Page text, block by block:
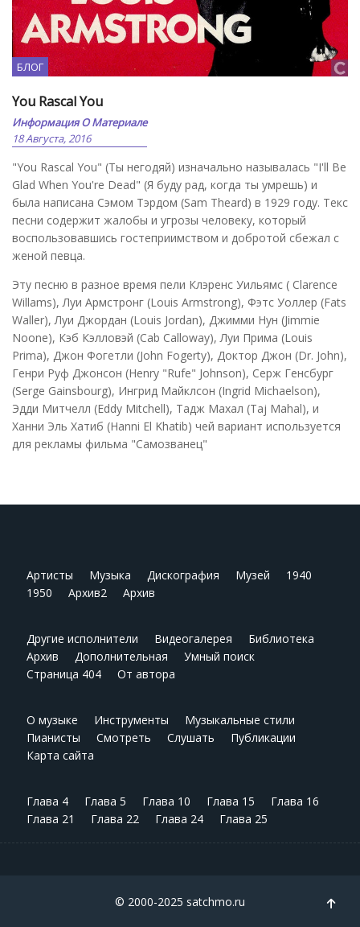
БЛОГ
You Rascal You
Информация О Материале
18 Августа, 2016
"You Rascal You" (Ты негодяй) изначально называлась "I'll Be
Glad When You're Dead" (Я буду рад, когда ты умрешь) и
была написана Сэмом Тэрдом (Sam Theard) в 1929 году. Текс
песни содержит жалобы и угрозы человеку, который
воспользовавшись гостеприимством и добротой сбежал с
женой певца.
Эту песню в разное время пели Клэренс Уильямс ( Clarence
Willams), Луи Армстронг (Louis Armstrong), Фэтс Уоллер (Fats
Waller), Луи Джордан (Louis Jordan), Джимми Нун (Jimmie
Noone), Кэб Кэлловэй (Cab Calloway), Луи Прима (Louis
Prima), Джон Фогетли (John Fogerty), Доктор Джон (Dr. John),
Генри Руф Джонсон (Henry "Rufe" Johnson), Серж Генсбург
(Serge Gainsbourg), Ингрид Майклсон (Ingrid Michaelson),
Эдди Митчелл (Eddy Mitchell), Тадж Махал (Taj Mahal), и
Ханни Эль Хатиб (Hanni El Khatib) чей вариант используется
для рекламы фильма "Самозванец"
Артисты Музыка Дискография Музей
1940
1950
Архив2 Архив
Другие исполнители Видеогалерея
Библиотека
Архив
Дополнительная
Умный поиск
Страница 404
От автора
О музыке Инструменты
Музыкальные стили
Пианисты
Смотреть Слушать
Публикации
Карта сайта
Глава 4 Глава 5 Глава 10 Глава 15
Глава 16
Глава 21
Глава 22 Глава 24 Глава 25
© 2000-2025 satchmo.ru